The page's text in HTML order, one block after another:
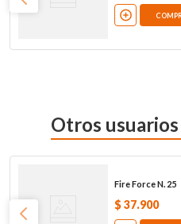
Otros
Fire Force N. 25
$ 37.900